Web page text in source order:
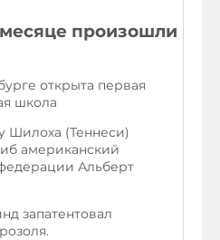
месяце произошли
открыта первая
школа
Шилоха (Теннеси)
американский
Альберт
запатентовал